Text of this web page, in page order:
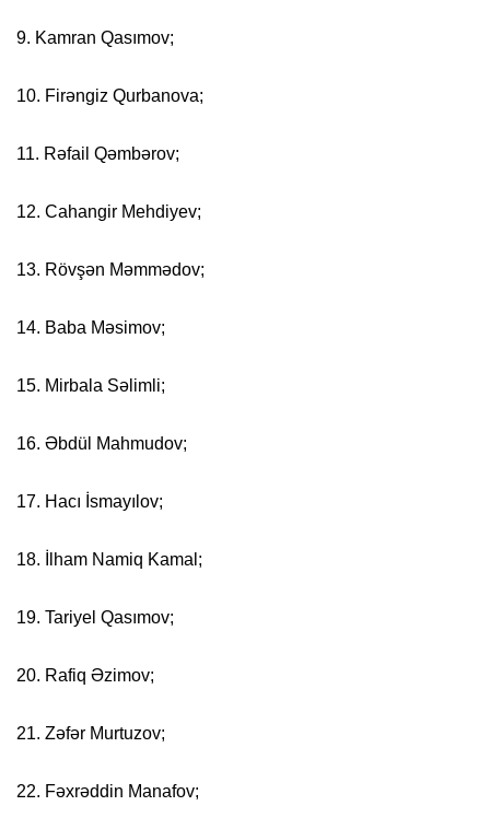
9. Kamran Qasımov;
10. Firəngiz Qurbanova;
11. Rəfail Qəmbərov;
12. Cahangir Mehdiyev;
13. Rövşən Məmmədov;
14. Baba Məsimov;
15. Mirbala Səlimli;
16. Əbdül Mahmudov;
17. Hacı İsmayılov;
18. İlham Namiq Kamal;
19. Tariyel Qasımov;
20. Rafiq Əzimov;
21. Zəfər Murtuzov;
22. Fəxrəddin Manafov;